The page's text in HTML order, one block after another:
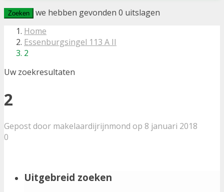
Zoeken we hebben gevonden 0 uitslagen
Home
Essenburgsingel 113 A II
2
Uw zoekresultaten
2
Gepost door makelaardijrijnmond op 8 januari 2018
0
Uitgebreid zoeken